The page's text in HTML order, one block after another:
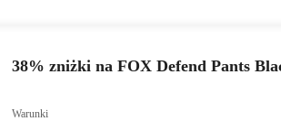
38% zniżki na FOX Defend Pants
Warunki